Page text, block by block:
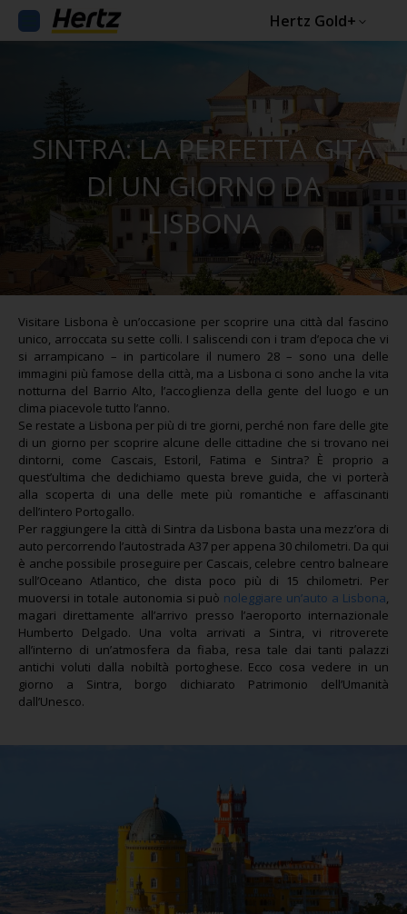
Hertz Gold+
SINTRA: LA PERFETTA GITA
DI UN GIORNO DA
LISBONA
Visitare Lisbona è un’occasione per scoprire una città dal fascino
unico, arroccata su sette colli. I saliscendi con i tram d’epoca che vi
si arrampicano – in particolare il numero 28 – sono una delle
immagini più famose della città, ma a Lisbona ci sono anche la vita
notturna del Barrio Alto, l’accoglienza della gente del luogo e un
clima piacevole tutto l’anno.
Se restate a Lisbona per più di tre giorni, perché non fare delle gite
di un giorno per scoprire alcune delle cittadine che si trovano nei
dintorni, come Cascais, Estoril, Fatima e Sintra? È proprio a
quest’ultima che dedichiamo questa breve guida, che vi porterà
alla scoperta di una delle mete più romantiche e affascinanti
dell’intero Portogallo.
Per raggiungere la città di Sintra da Lisbona basta una mezz’ora di
auto percorrendo l’autostrada A37 per appena 30 chilometri. Da qui
è anche possibile proseguire per Cascais, celebre centro balneare
sull’Oceano Atlantico, che dista poco più di 15 chilometri. Per
muoversi in totale autonomia si può noleggiare un’auto a Lisbona,
magari direttamente all’arrivo presso l’aeroporto internazionale
Humberto Delgado. Una volta arrivati a Sintra, vi ritroverete
all’interno di un’atmosfera da fiaba, resa tale dai tanti palazzi
antichi voluti dalla nobiltà portoghese. Ecco cosa vedere in un
giorno a Sintra, borgo dichiarato Patrimonio dell’Umanità
dall’Unesco.